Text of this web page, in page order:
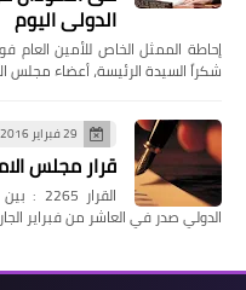
الدولي اليوم
شكراً السيدة الرئيسة، أعضاء مجلس
29 فبراير 2016
قرار مجلس الامن 2265 /
الدولي صدر في العاشر من فبراير